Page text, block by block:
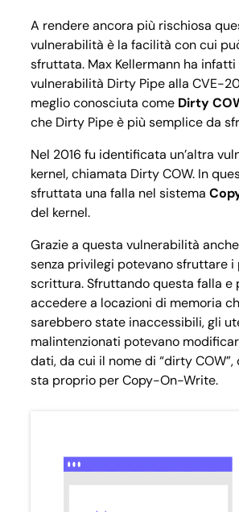
A rendere ancora più rischiosa
vulnerabilità è la facilità con cui
sfruttata. Max Kellermann ha
vulnerabilità Dirty Pipe alla CVE-
meglio conosciuta come Dirty
che Dirty Pipe è più semplice da
Nel 2016 fu identificata un’altra
kernel, chiamata Dirty COW. In
sfruttata una falla nel sistema
del kernel.
Grazie a questa vulnerabilità
senza privilegi potevano sfruttare i
scrittura. Sfruttando questa falla e
accedere a locazioni di memoria
sarebbero state inaccessibili, gli
malintenzionati potevano
dati, da cui il nome di “dirty COW”,
sta proprio per Copy-On-Write.